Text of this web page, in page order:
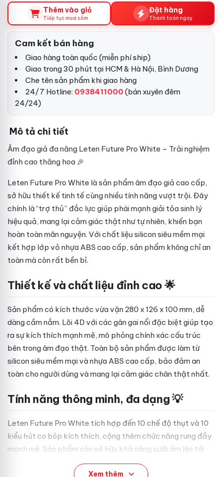
Thêm vào giỏ
Tiếp tục mua sắm
Đặt hàng
Thanh toán ngay
Cam kết bán hàng
Giao hàng toàn quốc (miễn phí ship)
Giao trong 30 phút tại HCM & Hà Nội, Bình Dương
Che tên sản phẩm khi giao hàng
24/7 Hotline: 0938411000(bán xuyên đêm
24/24)
Mô tả chi tiết
Âm đạo giả đa năng Leten Future Pro White – Trải nghiệm
đỉnh cao thăng hoa 🎉
Leten Future Pro White là sản phẩm âm đạo giả cao cấp,
sở hữu thiết kế tinh tế cùng nhiều tính năng vượt trội. Đây
chính là “trợ thủ” đắc lực giúp phái mạnh giải tỏa sinh lý
hiệu quả, mang lại cảm giác thật như tự nhiên, khiến bạn
hoàn toàn mãn nguyện. Với chất liệu silicon siêu mềm mại
kết hợp lớp vỏ nhựa ABS cao cấp, sản phẩm không chỉ an
toàn mà còn rất bền bỉ.
Thiết kế và chất liệu đỉnh cao 🌟
Sản phẩm có kích thước vừa vặn 280 x 126 x 100 mm, dễ
dàng cầm nắm. Lõi 4D với các gân gai nổi đặc biệt giúp tạo
ra sự kích thích mạnh mẽ, mô phỏng chính xác cấu trúc
bên trong âm đạo thật. Toàn bộ sản phẩm được làm từ
silicon siêu mềm mại và nhựa ABS cao cấp, bảo đảm an
toàn cho người dùng và mang lại cảm giác chân thật nhất.
Tính năng thông minh, đa dạng 💡
Leten Future Pro White tích hợp đến 10 chế độ thụt và 10
kiểu hút co bóp kích thích, cộng thêm chức năng rung đầy
mạnh mẽ. Sản phẩm còn sở hữu khả năng sưởi ấm lên tới
40 độ C và âm thanh kích thích giúp trải nghiệm thêm
phần sống động. Ngoài ra, lõi dễ dàng tháo rời và vệ sinh
Xem thêm